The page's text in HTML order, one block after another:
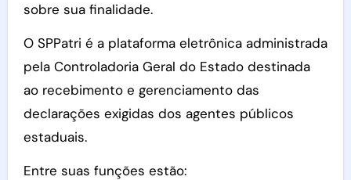
sobre sua finalidade.
O SPPatri é a plataforma eletrônica administrada
pela Controladoria Geral do Estado destinada
ao recebimento e gerenciamento das
declarações exigidas dos agentes públicos
estaduais.
Entre suas funções estão: